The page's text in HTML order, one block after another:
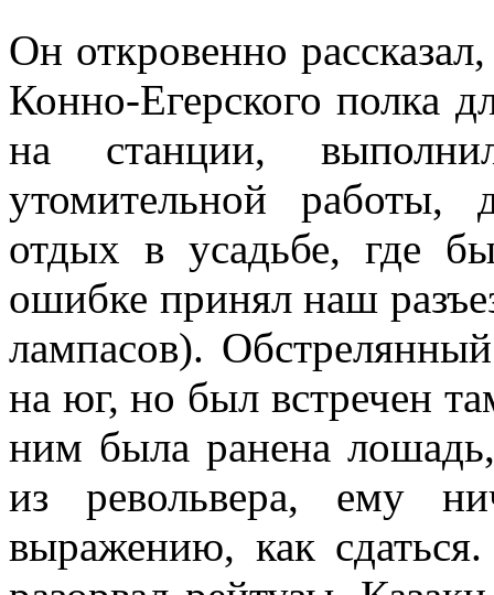
Он откровенно
Конно-Егерского полка
на станции,
утомительной работы,
отдых в усадьбе, где
ошибке принял наш
лам­пасов).
на юг, но был встречен
ним была ранена
из револьвера, ему
выражению, как